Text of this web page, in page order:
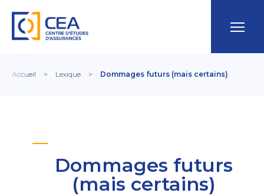
Accueil > Lexique > Dommages futurs (mais certains)
Dommages futurs
(mais certains)